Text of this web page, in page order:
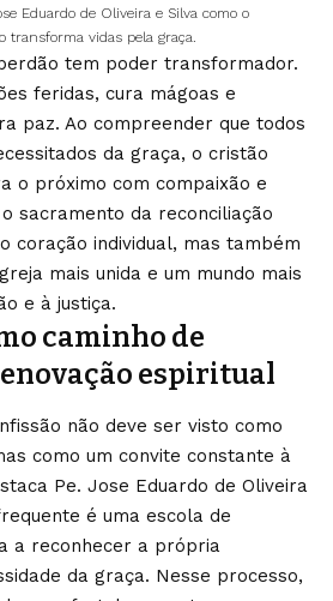
Eduardo de Oliveira e Silva como o
transforma vidas pela graça.
tem poder transformador.
feridas, cura mágoas e
paz. Ao compreender que todos
da graça, o cristão
o próximo com compaixão e
sacramento da reconciliação
coração individual, mas também
mais unida e um mundo mais
e à justiça.
caminho de
espiritual
não deve ser visto como
como um convite constante à
Pe. Jose Eduardo de Oliveira
é uma escola de
a reconhecer a própria
da graça. Nesse processo,